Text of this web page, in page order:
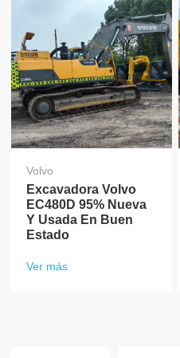
Volvo
Excavadora Volvo
EC480D 95% Nueva
Y Usada En Buen
Estado
Ver más